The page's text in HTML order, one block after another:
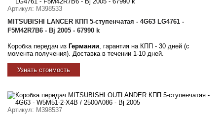
Артикул: M398533
MITSUBISHI LANCER КПП 5-ступенчатая - 4G63 LG4761 -
F5M42R7B6 - Bj 2005 - 67990 k
Коробка передач из Германии , гарантия на КПП - 30 дней (с
момента получения). Доставка в течении 1-10 дней.
Узнать стоимость
Артикул: M398537